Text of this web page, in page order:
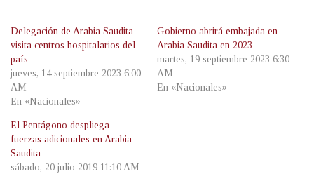
Delegación de Arabia Saudita
visita centros hospitalarios del
país
jueves, 14 septiembre 2023 6:00
AM
En «Nacionales»
Gobierno abrirá embajada en
Arabia Saudita en 2023
martes, 19 septiembre 2023 6:30
AM
En «Nacionales»
El Pentágono despliega
fuerzas adicionales en Arabia
Saudita
sábado, 20 julio 2019 11:10 AM